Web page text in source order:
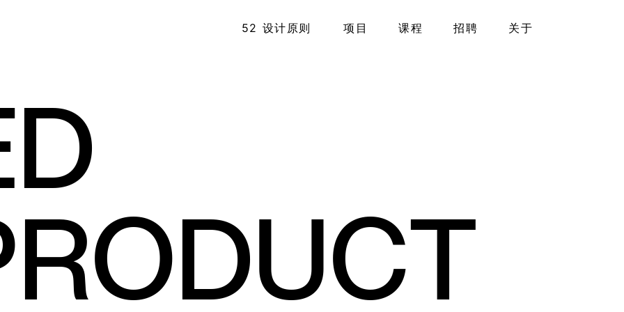
52 设计原则 项目 课程 招聘 关于
D
RODUCT